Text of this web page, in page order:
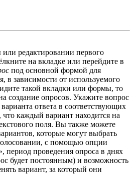
редактировании первого
на вкладке или перейдите в
под основной формой для
в зависимости от используемого
такой вкладки или формы, то
создание опросов. Укажите вопрос
ответа в соответствующих
каждый вариант находится на
поля. Вы также можете
которые могут выбрать
с помощью опции
период проведения опроса в днях
будет постоянным) и возможность
вариант, за который они